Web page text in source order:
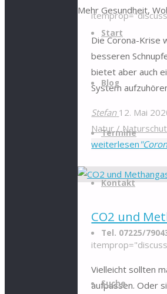
Mehr Gesundheit,
Start
Blog
Termine
Kontakt
Tel. 07225/
Suche
Die Corona-Krise
besseren
bietet aber auch
System
Stefan 12. Mai
Natur/
weiterlesen
CO2 und
Vielleicht sollten
aufpassen. Oder